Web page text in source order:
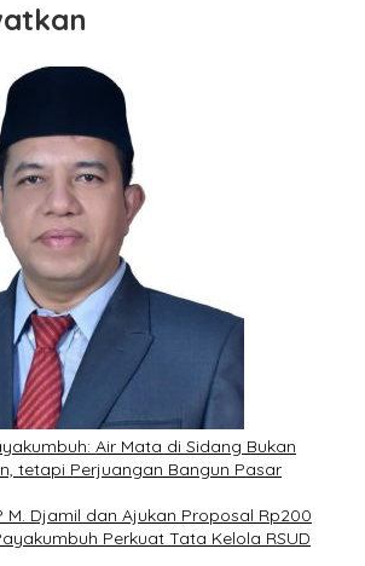
Air Mata di Sidang Bukan
tetapi Perjuangan Bangun Pasar
M. Djamil dan Ajukan Proposal Rp200
Perkuat Tata Kelola RSUD